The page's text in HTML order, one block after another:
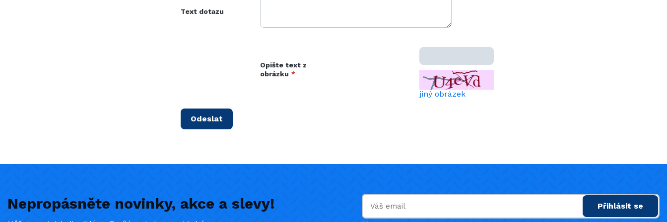
Text dotazu
Opište text z
obrázku *
jiný obrázek
Nepropásněte novinky, akce a slevy! Přihlásit se